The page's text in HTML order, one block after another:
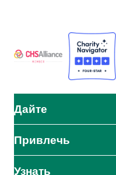
Дайте
Привлечь
Узнать